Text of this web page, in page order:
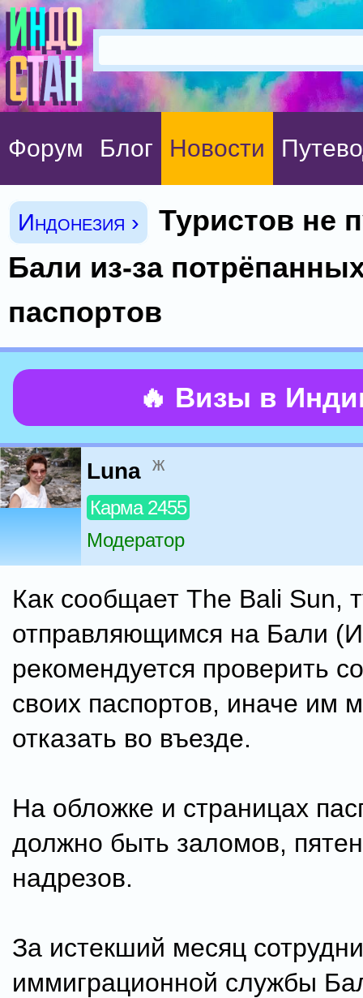
Форум Блог Новости
Индонезия ›
Туристов не
Бали из-за
паспортов
🔥 Визы в
Luna ж
Карма 2455
Модератор
Как сообщает The Bali Sun,
отправляющимся на Бали
рекомендуется проверить
своих паспортов, иначе им
отказать во въезде.
На обложке и страницах
должно быть заломов,
надрезов.
За истекший месяц
иммиграционной службы